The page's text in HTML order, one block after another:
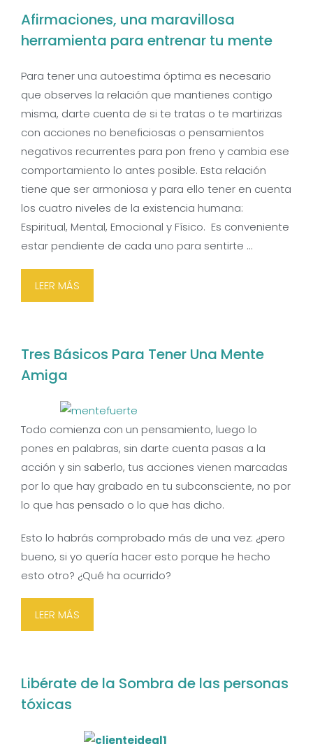
Afirmaciones, una maravillosa
herramienta para entrenar tu mente
Para tener una autoestima óptima es necesario
que observes la relación que mantienes contigo
misma, darte cuenta de si te tratas o te martirizas
con acciones no beneficiosas o pensamientos
negativos recurrentes para pon freno y cambia ese
comportamiento lo antes posible. Esta relación
tiene que ser armoniosa y para ello tener en cuenta
los cuatro niveles de la existencia humana:
Espiritual, Mental, Emocional y Físico. Es conveniente
estar pendiente de cada uno para sentirte …
LEER MÁS
Tres Básicos Para Tener Una Mente
Amiga
Todo comienza con un pensamiento, luego lo
pones en palabras, sin darte cuenta pasas a la
acción y sin saberlo, tus acciones vienen marcadas
por lo que hay grabado en tu subconsciente, no por
lo que has pensado o lo que has dicho.
Esto lo habrás comprobado más de una vez: ¿pero
bueno, si yo quería hacer esto porque he hecho
esto otro? ¿Qué ha ocurrido?
LEER MÁS
Libérate de la Sombra de las personas
tóxicas